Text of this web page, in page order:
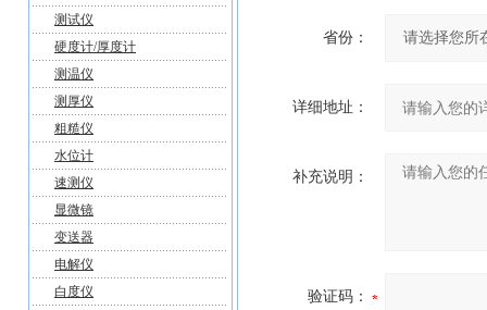
测试仪
硬度计/厚度计
测温仪
测厚仪
粗糙仪
水位计
速测仪
显微镜
变送器
电解仪
白度仪
省份：
详细地址：
补充说明：
验证码：